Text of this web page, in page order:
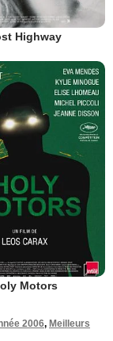
Highway
Motors
2006, Meilleurs